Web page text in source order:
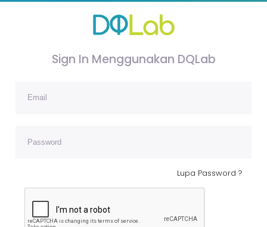
Sign In Menggunakan DQLab
Lupa Password ?